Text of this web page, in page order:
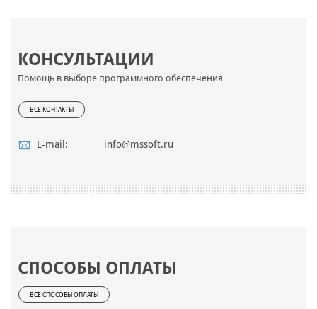
КОНСУЛЬТАЦИИ
Помощь в выборе программного обеспечения
ВСЕ КОНТАКТЫ
E-mail: info@mssoft.ru
СПОСОБЫ ОПЛАТЫ
ВСЕ СПОСОБЫ ОПЛАТЫ